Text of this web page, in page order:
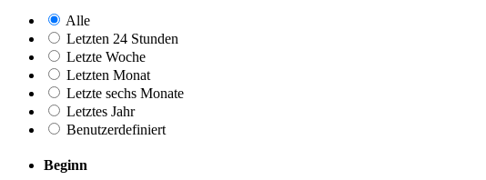
Alle
Letzten 24 Stunden
Letzte Woche
Letzten Monat
Letzte sechs Monate
Letztes Jahr
Benutzerdefiniert
Beginn